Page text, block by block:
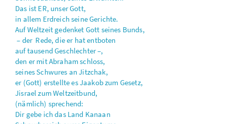
Das ist ER, unser Gott,
in allem Erdreich seine Gerichte.
Auf Weltzeit gedenket Gott seines Bunds,
– der Rede, die er hat entboten
auf tausend Geschlechter –,
den er mit Abraham schloss,
seines Schwures an Jitzchak,
er (Gott) erstellte es Jaakob zum Gesetz,
Jisrael zum Weltzeitbund,
(nämlich) sprechend:
Dir gebe ich das Land Kanaan